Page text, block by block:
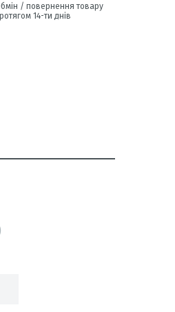
/ повернення товару
14-ти днів